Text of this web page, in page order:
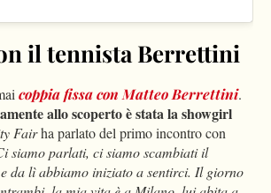
il tennista Berrettini
coppia fissa con Matteo Berrettini.
allo scoperto è stata la showgirl
Fairha parlato del primo incontro con
siamo parlati, ci siamo scambiati il
da lì abbiamo iniziato a sentirci. Il giorno